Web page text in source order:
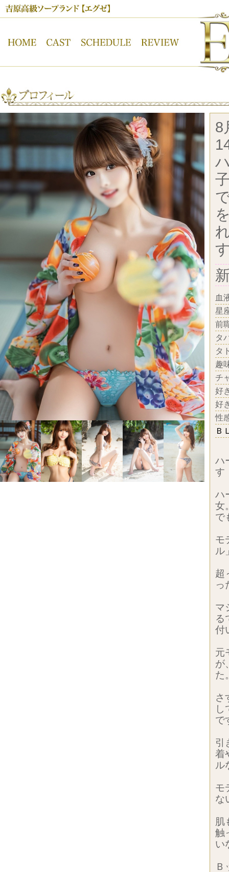
吉原高級ソープランド【ＥＸＥ】オフィシャルサイト
8
血
星
前
タ
タ
趣
チ
好
好
性
Ｂ
ハ
す
ハ
女
で
モ
ル
超
っ
マ
る
付
元
が
た
さ
し
で
引
着
ル
モ
な
肌
触
い
Ｂ